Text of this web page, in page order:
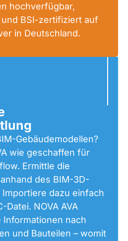
hochverfügbar,
und BSI-zertifiziert auf
in Deutschland.
Gebäudemodellen?
wie geschaffen für
Ermittle die
des BIM-3D-
Importiere dazu einfach
Datei. NOVA AVA
Informationen nach
und Bauteilen – womit